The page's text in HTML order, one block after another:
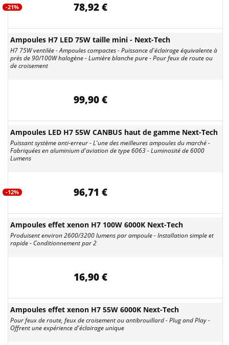
-21% 78,92 €
Ampoules H7 LED 75W taille mini - Next-Tech
H7 75W ventilée - Ampoules compactes - Puissance d'éclairage équivalente à
près de 90/100W halogène - Lumière blanche pure - Pour feux de route ou
de croisement
99,90 €
Ampoules LED H7 55W CANBUS haut de gamme Next-Tech
Puissant système anti-erreur - L'une des meilleures ampoules du marché -
Fabriquées en aluminium d'aviation de type 6063 - Luminosité de 6000
Lumens
-12% 96,71 €
Ampoules effet xenon H7 100W 6000K Next-Tech
Produisent environ 2600/3200 lumens par ampoule - Installation simple et
rapide - Conditionnement par 2
16,90 €
Ampoules effet xenon H7 55W 6000K Next-Tech
Pour feux de route, feux de croisement ou antibrouillard - Plug and Play -
Offrent une expérience d'éclairage unique